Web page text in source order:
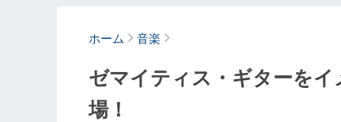
ホーム 音楽
ゼマイティス・ギターを
場！